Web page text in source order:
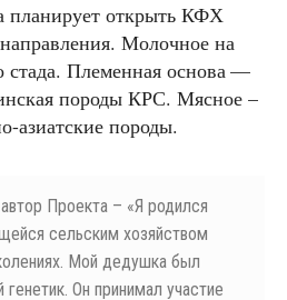
планирует открыть КФХ
Молочное на
стада. Племенная основа —
породы КРС. Мясное –
азиатские породы.
Проекта – «Я родился
сельским хозяйством
Мой дедушка был
Он принимал участие